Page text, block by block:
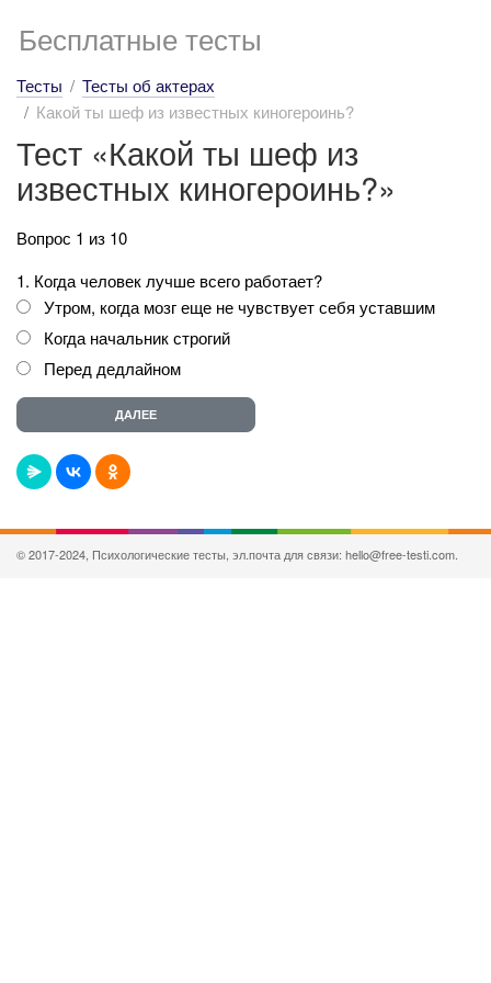
Бесплатные тесты
Тесты
Тесты об актерах
Какой ты шеф из известных киногероинь?
Тест «Какой ты шеф из
известных киногероинь?»
Вопрос 1 из 10
1. Когда человек лучше всего работает?
Утром, когда мозг еще не чувствует себя уставшим
Когда начальник строгий
Перед дедлайном
© 2017-2024, Психологические тесты, эл.почта для связи: hello@free-testi.com.